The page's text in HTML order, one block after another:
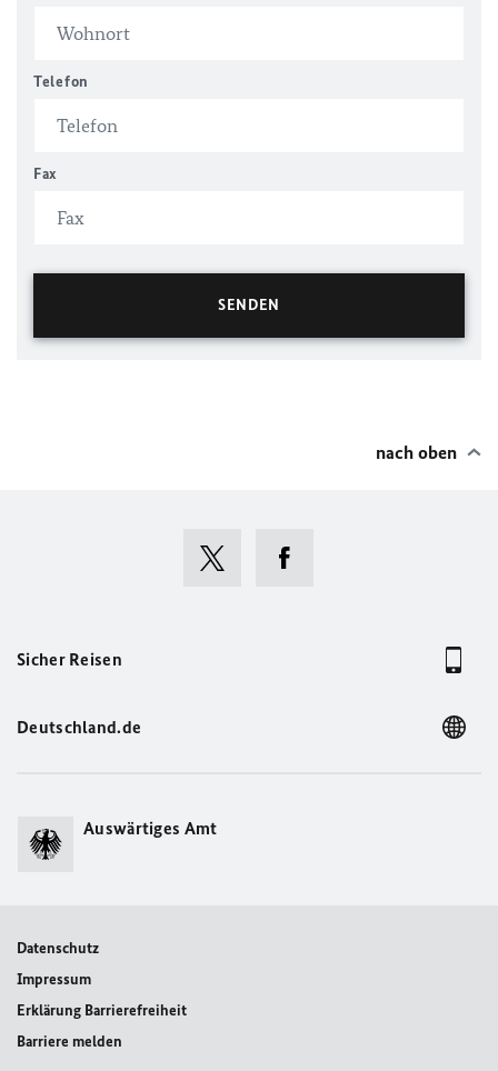
Telefon
Fax
nach oben
Sicher Reisen
Deutschland.de
Auswärtiges Amt
Datenschutz
Impressum
Erklärung Barrierefreiheit
Barriere melden